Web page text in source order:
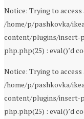
Notice: Trying to
/home/p/pashkovka/
content/plugins/insert-
php.php(25) : eval()’d
Notice: Trying to
/home/p/pashkovka/
content/plugins/insert-
php.php(25) : eval()’d